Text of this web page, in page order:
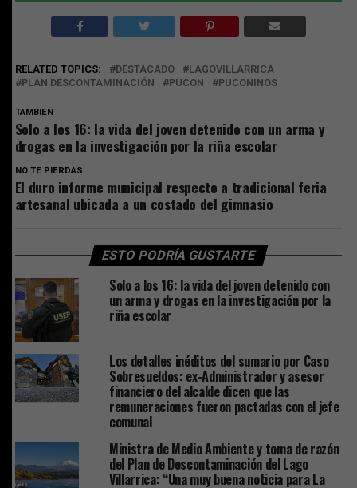
RELATED TOPICS: DESTACADO
LAGOVILLARRICA
PLAN DESCONTAMINACIÓN
PUCON PUCONINOS
TAMBIEN
Solo a los 16: la vida del joven detenido con un arma y
drogas en la investigación por la riña escolar
NO TE PIERDAS
El duro informe municipal respecto a tradicional feria
artesanal ubicada a un costado del gimnasio
ESTO PODRÍA GUSTARTE
Solo a los 16: la vida del joven detenido con
un arma y drogas en la investigación por la
riña escolar
Los detalles inéditos del sumario por Caso
Sobresueldos: ex-Administrador y asesor
financiero del alcalde dicen que las
remuneraciones fueron pactadas con el jefe
comunal
Ministra de Medio Ambiente y toma de razón
del Plan de Descontaminación del Lago
Villarrica: “Una muy buena noticia para La